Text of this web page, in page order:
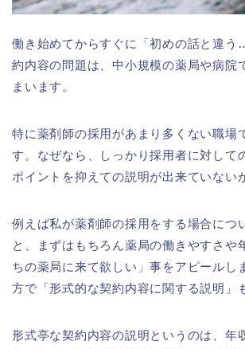
働き始めてからすぐに「初めの話と違
約内容の問題は、中小規模の薬局や病院
まいます。
特に薬剤師の採用があまり多くない職場
す。なぜなら、しっかり採用者に対して
ポイントを抑えての説明が出来ていない
例えば私が薬剤師の採用をする場合につ
と、まずはもちろん薬局の働きやすさや
ちの薬局に来て欲しい」事をアピールし
方で「形式的な契約内容に関する説明」
形式亭な契約内容の説明というのは、年